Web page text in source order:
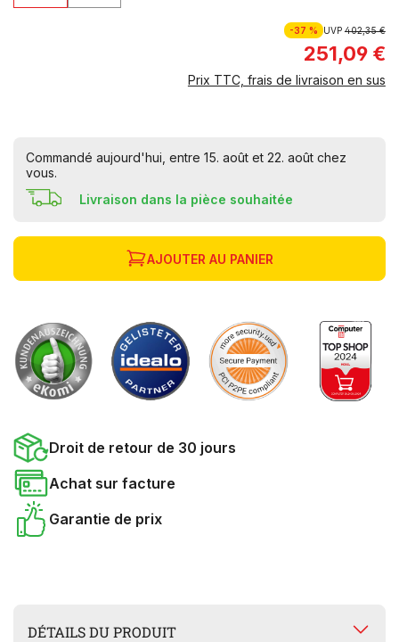
-37 % UVP402,35 €
251,09 €
Prix TTC, frais de livraison en sus
Commandé aujourd'hui, entre 15. août et 22. août chez
vous.
Livraison dans la pièce souhaitée
AJOUTER AU PANIER
Droit de retour de 30 jours
Achat sur facture
Garantie de prix
DÉTAILS DU PRODUIT